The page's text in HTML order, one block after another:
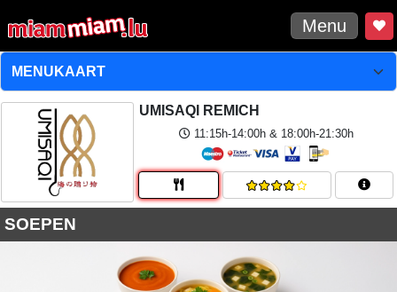
Menu
UMISAQI REMICH
11:15h-14:00h & 18:00h-21:30h
SOEPEN